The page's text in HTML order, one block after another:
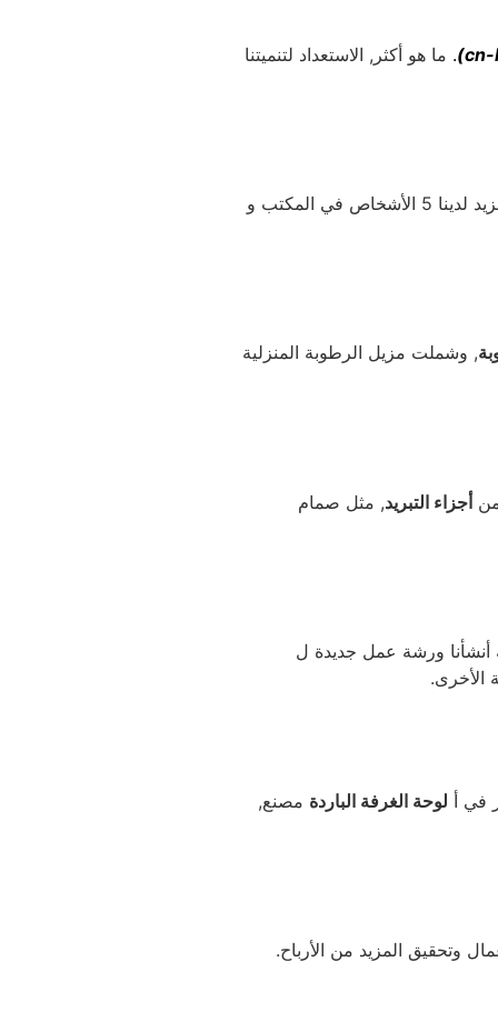
. ما هو أكثر, الاستعداد لتنميتنا
, مثل تكييف الهواء السكني والتجاري, وحدة التكثيف, وحدة تبريد (المبخر), والمزيد لدينا 5 الأشخاص في المكتب و
, وشملت مزيل الرطوبة المنزلية
أجزاء التبريد, مثل صمام
الأخرى.
في أ لوحة الغرفة الباردة مصنع,
وتحقيق المزيد من الأرباح.